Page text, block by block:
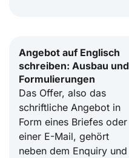
Angebot auf Englisch
schreiben: Ausbau und
Formulierungen
Das Offer, also das
schriftliche Angebot in
Form eines Briefes oder
einer E-Mail, gehört
neben dem Enquiry und